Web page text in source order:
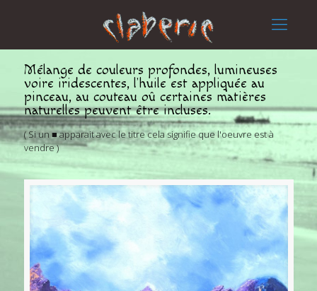
Mélange de couleurs profondes, lumineuses
voire iridescentes, l'huile est appliquée au
pinceau, au couteau oû certaines matières
naturelles peuvent être incluses.
( Si un ■ apparait avec le titre cela signifie que l'oeuvre est à
vendre )